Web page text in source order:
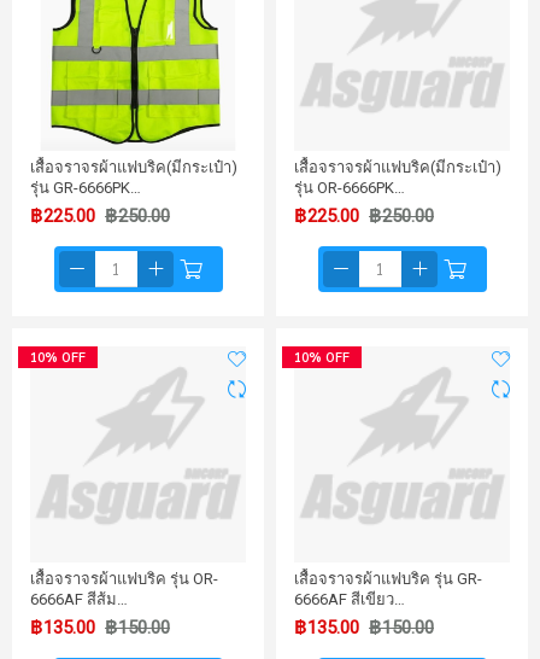
เสื้อจราจรผ้าแฟบริค(มีกระเป๋า)
รุ่น GR-6666PK…
฿225.00 ฿250.00
เสื้อจราจรผ้าแฟบริค(มีกระเป๋า)
รุ่น OR-6666PK…
฿225.00 ฿250.00
10% OFF
เสื้อจราจรผ้าแฟบริค รุ่น OR-
6666AF สีส้ม…
฿135.00 ฿150.00
10% OFF
เสื้อจราจรผ้าแฟบริค รุ่น GR-
6666AF สีเขียว…
฿135.00 ฿150.00